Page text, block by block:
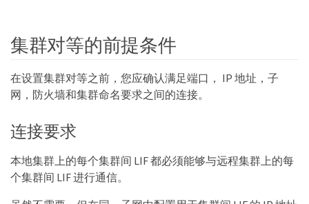
集群对等的前提条件
在设置集群对等之前，您应确认满足端口， IP 地址，子
网，防火墙和集群命名要求之间的连接。
连接要求
本地集群上的每个集群间 LIF 都必须能够与远程集群上的每
个集群间 LIF 进行通信。